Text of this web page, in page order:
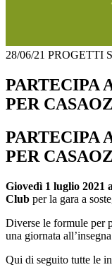
28/06/21 PROGETTI
PARTECIPA
PER CASAOZ
PARTECIPA
PER
Giovedì 1 luglio 2021
Club per la gara a
Diverse le formule per
una giornata
Qui di seguito tutte le